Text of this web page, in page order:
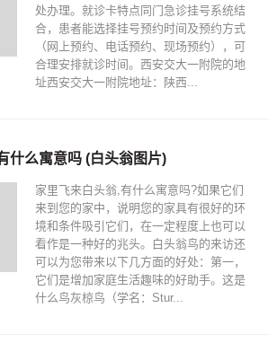
处办理。就诊卡特点同门急诊挂号系统结
合，患者能选择挂号预约时间及预约方式
（网上预约、电话预约、现场预约），可
合理安排就诊时间。西安交大一附院的地
址西安交大一附院地址：陕西...
什么寓意吗 (白头翁图片)
家里飞来白头翁,有什么寓意吗?如果它们
来到您的家中，说明您的家具有很好的环
境和条件吸引它们，在一定程度上也可以
看作是一种好的兆头。白头翁鸟的来访还
可以为您带来以下几方面的好处：第一，
它们是增加家庭生活趣味的好助手。这是
什么鸟灰椋鸟（学名：Stur...